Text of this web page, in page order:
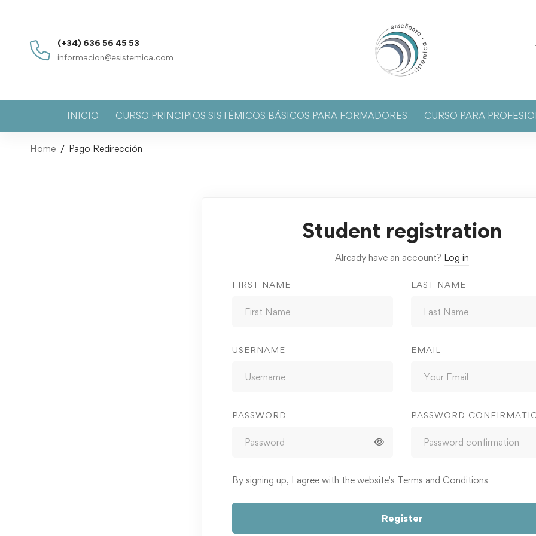
(+34) 636 56 45 53
informacion@esistemica.com
INICIO CURSO PRINCIPIOS SISTÉMICOS BÁSICOS PARA FORMADORES CURSO PARA
Home Pago Redirección
Student registration
Already have an account? Log in
FIRST NAME LAST NAME
USERNAME EMAIL
PASSWORD PASSWORD
By signing up, I agree with the website's Terms and Conditions
Register